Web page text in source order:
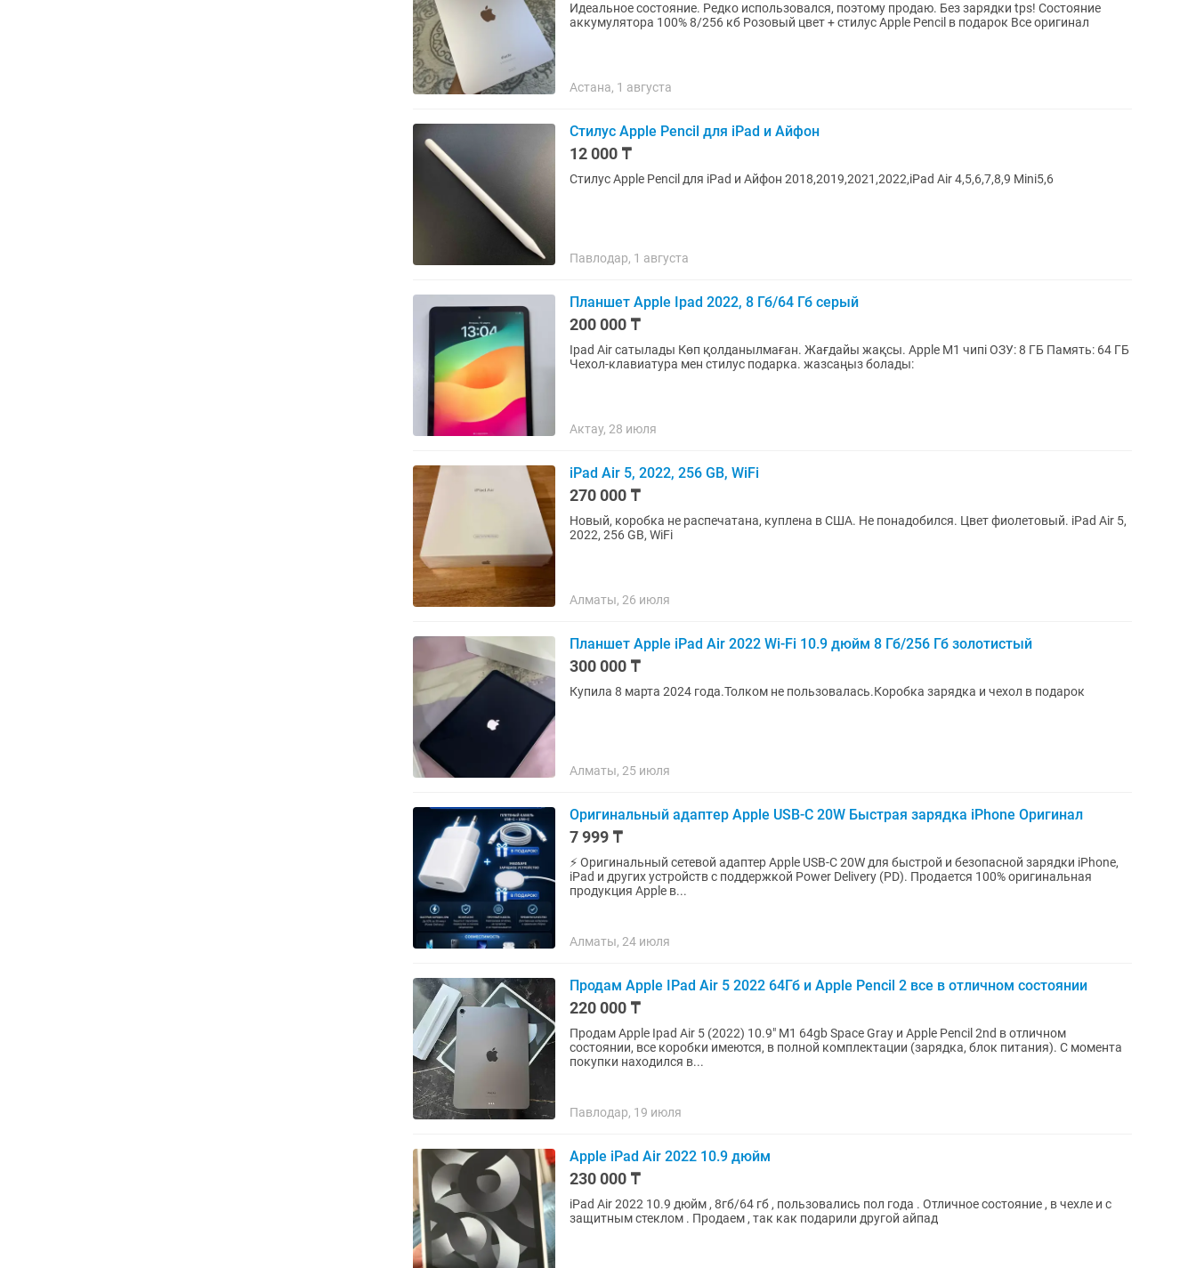
Идеальное состояние. Редко использовался, поэтому продаю. Без зарядки tps! Состояние
аккумулятора 100% 8/256 кб Розовый цвет + стилус Apple Pencil в подарок Все оригинал
Астана, 1 августа
Стилус Apple Pencil для iPad и Айфон
12 000 ₸
Стилус Apple Pencil для iPad и Айфон 2018,2019,2021,2022,iPad Air 4,5,6,7,8,9 Mini5,6
Павлодар, 1 августа
Планшет Apple Ipad 2022, 8 Гб/64 Гб серый
200 000 ₸
Ipad Air сатылады Көп қолданылмаған. Жағдайы жақсы. Apple M1 чипі ОЗУ: 8 ГБ Память: 64 ГБ
Чехол-клавиатура мен стилус подарка. жазсаңыз болады:
Актау, 28 июля
iPad Air 5, 2022, 256 GB, WiFi
270 000 ₸
Новый, коробка не распечатана, куплена в США. Не понадобился. Цвет фиолетовый. iPad Air 5,
2022, 256 GB, WiFi
Алматы, 26 июля
Планшет Apple iPad Air 2022 Wi-Fi 10.9 дюйм 8 Гб/256 Гб золотистый
300 000 ₸
Купила 8 марта 2024 года.Толком не пользовалась.Коробка зарядка и чехол в подарок
Алматы, 25 июля
Оригинальный адаптер Apple USB-C 20W Быстрая зарядка iPhone Оригинал
7 999 ₸
⚡ Оригинальный сетевой адаптер Apple USB-C 20W для быстрой и безопасной зарядки iPhone,
iPad и других устройств с поддержкой Power Delivery (PD). Продается 100% оригинальная
продукция Apple в...
Алматы, 24 июля
Продам Apple IPad Air 5 2022 64Гб и Apple Pencil 2 все в отличном состоянии
220 000 ₸
Продам Apple Ipad Air 5 (2022) 10.9" M1 64gb Space Gray и Apple Pencil 2nd в отличном
состоянии, все коробки имеются, в полной комплектации (зарядка, блок питания). С момента
покупки находился в...
Павлодар, 19 июля
Apple iPad Air 2022 10.9 дюйм
230 000 ₸
iPad Air 2022 10.9 дюйм , 8гб/64 гб , пользовались пол года . Отличное состояние , в чехле и с
защитным стеклом . Продаем , так как подарили другой айпад